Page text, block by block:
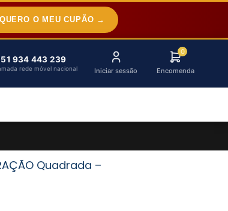
QUERO O MEU CUPÃO →
934 443 239
rede móvel nacional Iniciar sessão
0
Encomenda
Quadrada –